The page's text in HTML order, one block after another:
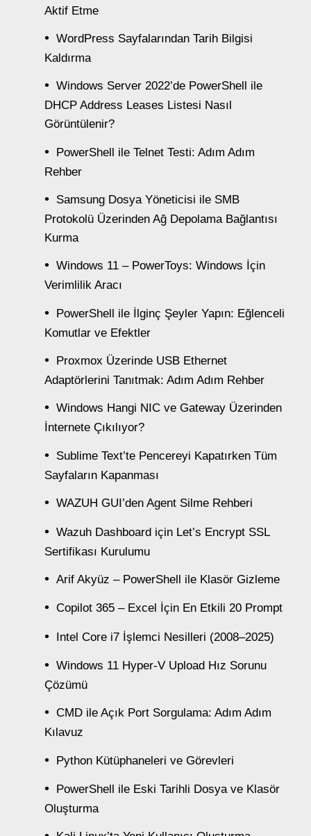
Aktif Etme
WordPress Sayfalarından Tarih Bilgisi
Kaldırma
Windows Server 2022’de PowerShell ile
DHCP Address Leases Listesi Nasıl
Görüntülenir?
PowerShell ile Telnet Testi: Adım Adım
Rehber
Samsung Dosya Yöneticisi ile SMB
Protokolü Üzerinden Ağ Depolama Bağlantısı
Kurma
Windows 11 – PowerToys: Windows İçin
Verimlilik Aracı
PowerShell ile İlginç Şeyler Yapın: Eğlenceli
Komutlar ve Efektler
Proxmox Üzerinde USB Ethernet
Adaptörlerini Tanıtmak: Adım Adım Rehber
Windows Hangi NIC ve Gateway Üzerinden
İnternete Çıkılıyor?
Sublime Text’te Pencereyi Kapatırken Tüm
Sayfaların Kapanması
WAZUH GUI’den Agent Silme Rehberi
Wazuh Dashboard için Let’s Encrypt SSL
Sertifikası Kurulumu
Arif Akyüz – PowerShell ile Klasör Gizleme
Copilot 365 – Excel İçin En Etkili 20 Prompt
Intel Core i7 İşlemci Nesilleri (2008–2025)
Windows 11 Hyper-V Upload Hız Sorunu
Çözümü
CMD ile Açık Port Sorgulama: Adım Adım
Kılavuz
Python Kütüphaneleri ve Görevleri
PowerShell ile Eski Tarihli Dosya ve Klasör
Oluşturma